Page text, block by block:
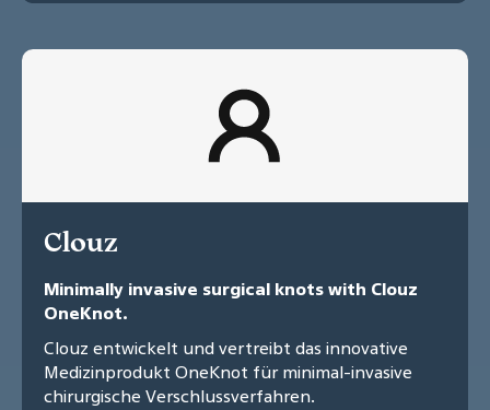
Clouz
Minimally invasive surgical knots with Clouz
OneKnot.
Clouz entwickelt und vertreibt das innovative
Medizinprodukt OneKnot für minimal-invasive
chirurgische Verschlussverfahren.